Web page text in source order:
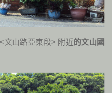
文山路亞東段> 附近的文山國